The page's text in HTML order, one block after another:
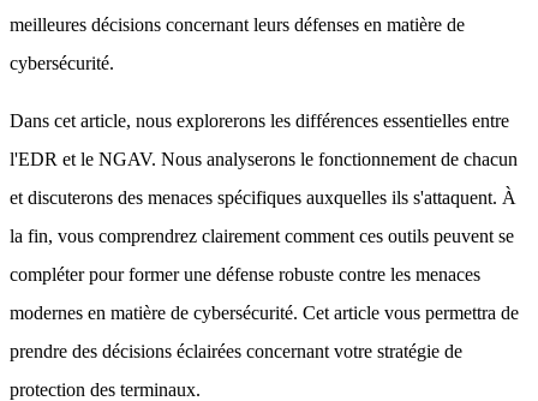
meilleures décisions concernant leurs défenses en matière de
cybersécurité.
Dans cet article, nous explorerons les différences essentielles entre
l'EDR et le NGAV. Nous analyserons le fonctionnement de chacun
et discuterons des menaces spécifiques auxquelles ils s'attaquent. À
la fin, vous comprendrez clairement comment ces outils peuvent se
compléter pour former une défense robuste contre les menaces
modernes en matière de cybersécurité. Cet article vous permettra de
prendre des décisions éclairées concernant votre stratégie de
protection des terminaux.